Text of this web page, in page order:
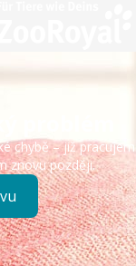
chybě – již
znovu později.